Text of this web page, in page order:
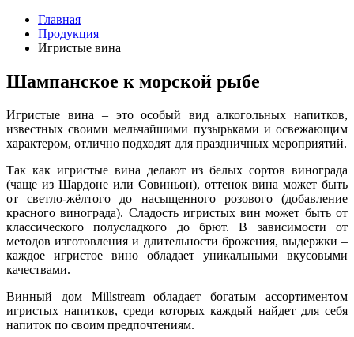
Главная
Продукция
Игристые вина
Шампанское к морской рыбе
Игристые вина – это особый вид алкогольных напитков,
известных своими мельчайшими пузырьками и освежающим
характером, отлично подходят для праздничных мероприятий.
Так как игристые вина делают из белых сортов винограда
(чаще из Шардоне или Совиньон), оттенок вина может быть
от светло-жёлтого до насыщенного розового (добавление
красного винограда). Сладость игристых вин может быть от
классического полусладкого до брют. В зависимости от
методов изготовления и длительности брожения, выдержки –
каждое игристое вино обладает уникальными вкусовыми
качествами.
Винный дом Millstream обладает богатым ассортиментом
игристых напитков, среди которых каждый найдет для себя
напиток по своим предпочтениям.